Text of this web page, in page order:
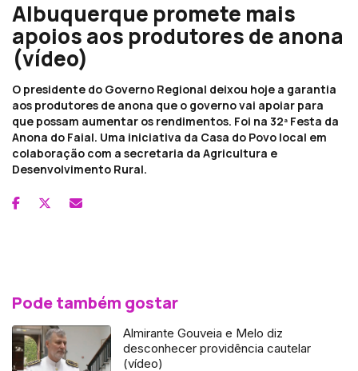
Albuquerque promete mais
apoios aos produtores de anona
(vídeo)
O presidente do Governo Regional deixou hoje a garantia
aos produtores de anona que o governo vai apoiar para
que possam aumentar os rendimentos. Foi na 32ª Festa da
Anona do Faial. Uma iniciativa da Casa do Povo local em
colaboração com a secretaria da Agricultura e
Desenvolvimento Rural.
Pode também gostar
Almirante Gouveia e Melo diz
desconhecer providência cautelar
(vídeo)